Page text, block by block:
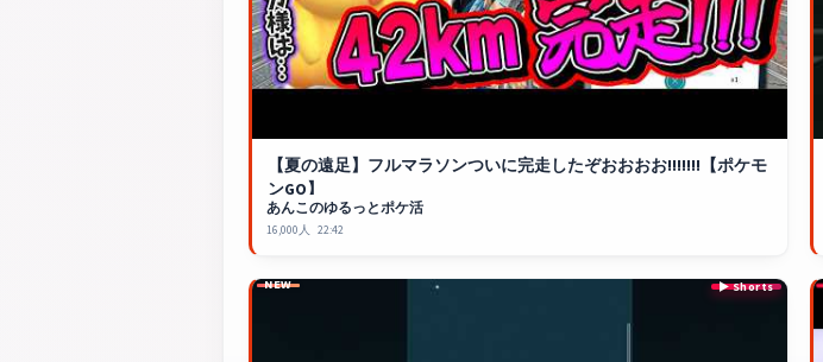
【夏の遠足】フルマラソンついに完走したぞおおおお!!!!!!!【ポケモ
ンGO】
あんこのゆるっとポケ活
16,000人 22:42
NEW